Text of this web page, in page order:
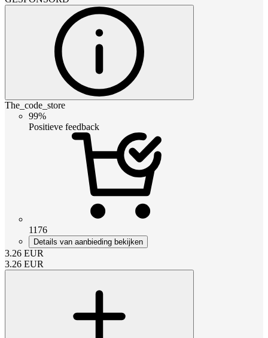
The_code_store
99%
Positieve feedback
1176
Details van aanbieding bekijken
3.26 EUR
3.26 EUR